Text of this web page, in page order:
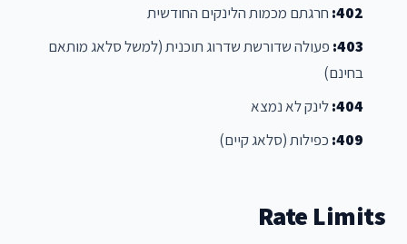
402: חרגתם מכמות הלינקים החודשית
403: פעולה שדורשת שדרוג תוכנית (למשל סלאג מותאם
בחינם)
404: לינק לא נמצא
409: כפילות (סלאג קיים)
Rate Limits